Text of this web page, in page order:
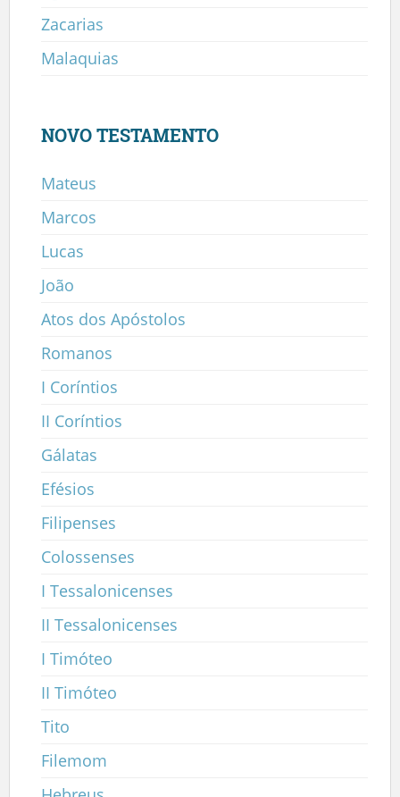
Zacarias
Malaquias
NOVO TESTAMENTO
Mateus
Marcos
Lucas
João
Atos dos Apóstolos
Romanos
I Coríntios
II Coríntios
Gálatas
Efésios
Filipenses
Colossenses
I Tessalonicenses
II Tessalonicenses
I Timóteo
II Timóteo
Tito
Filemom